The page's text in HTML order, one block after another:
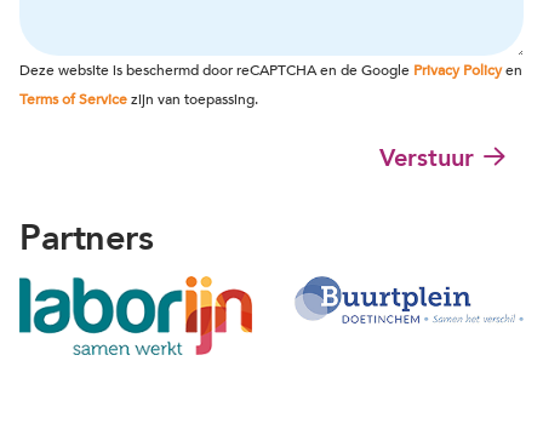
r
n
a
a
m
s
n
n
u
m
i
h
t
Deze website is beschermd door reCAPTCHA en de Google Privacy Policyen
Terms of Servicezijn van toepassing.
Verstuur
Partners